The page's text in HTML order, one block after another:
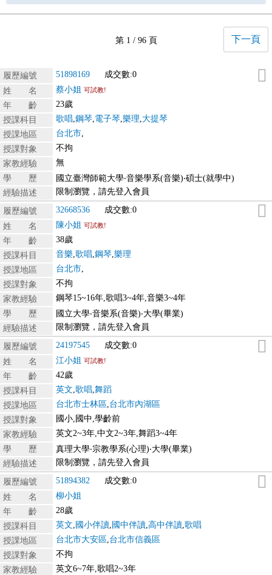
第 1 / 96 頁 下一頁
履歷編號 51898169
成交數:0
姓 名
蔡小姐 可試教!
年 齡
23歲
授課科目
歌唱 鋼琴 電子琴 樂理 大提琴
授課地區
台北市
授課對象
不拘
家教經驗
無
學 歷
國立臺灣師範大學‧音樂學系(音樂)‧碩士(就學中)
經驗描述
限制瀏覽，請先登入會員
履歷編號 32668536
成交數:0
姓 名
陳小姐 可試教!
年 齡
38歲
授課科目
音樂 歌唱 鋼琴 樂理
授課地區
台北市
授課對象
不拘
家教經驗
鋼琴15~16年,歌唱3~4年,音樂3~4年
學 歷
國立大學‧音樂系(音樂)‧大學(畢業)
經驗描述
限制瀏覽，請先登入會員
履歷編號 24197545
成交數:0
姓 名
江小姐 可試教!
年 齡
42歲
授課科目
英文 歌唱 舞蹈
授課地區
台北市士林區 台北市內湖區
授課對象
國小,國中,學齡前
家教經驗
英文2~3年,中文2~3年,舞蹈3~4年
學 歷
真理大學‧宗教學系(心理)‧大學(畢業)
經驗描述
限制瀏覽，請先登入會員
履歷編號 51894382
成交數:0
姓 名
柳小姐
年 齡
28歲
授課科目
英文 國小伴讀 國中伴讀 高中伴讀 歌唱
授課地區
台北市大安區 台北市信義區
授課對象
不拘
家教經驗
英文6~7年,歌唱2~3年